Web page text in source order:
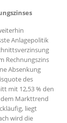
Anlagepolitik
Rechnungszins
Absenkung
des
mit 12,53 % den
Markttrend
liegt
wird die